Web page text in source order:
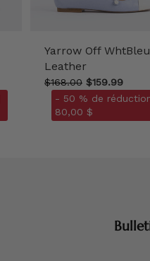
Yarrow Off WhtBleu
Leather
$168.00 $159.99
- 50 % de
80,00 $